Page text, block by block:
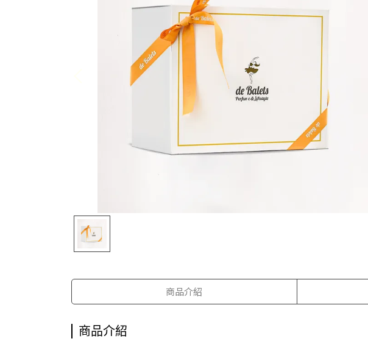
商品介紹
商品介紹